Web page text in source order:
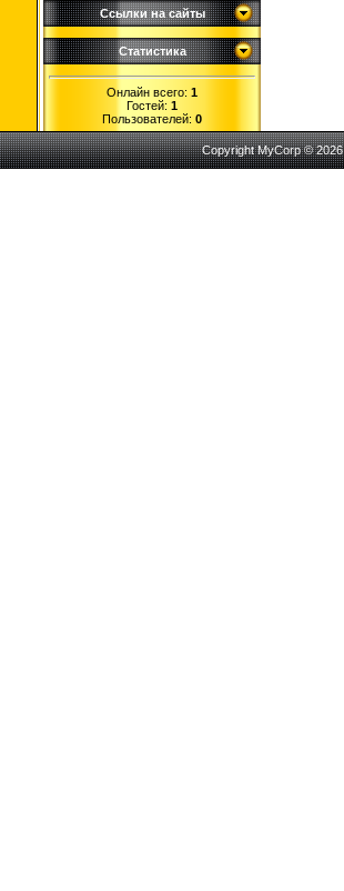
Ссылки на сайты
Статистика
Онлайн всего: 1
Гостей: 1
Пользователей: 0
Copyright MyCorp © 2026